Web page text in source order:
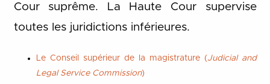
Cour suprême. La Haute Cour supervise
toutes les juridictions inférieures.
Le Conseil supérieur de la magistrature (Judicial and
Legal Service Commission)